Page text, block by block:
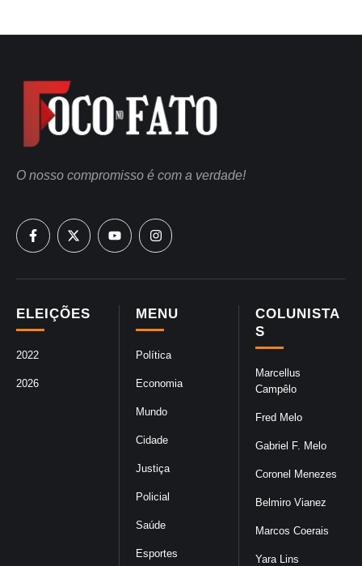
COLUNISTA
S
Marcellus
Campêlo
Fred Melo
Gabriel F. Melo
Coronel Menezes
Belmiro Vianez
Marcos Coerais
Yara Lins
MENU
Política
Economia
Mundo
Cidade
Justiça
Policial
Saúde
Esportes
ELEIÇÕES
2022
2026
O nosso compromisso é com a verdade!